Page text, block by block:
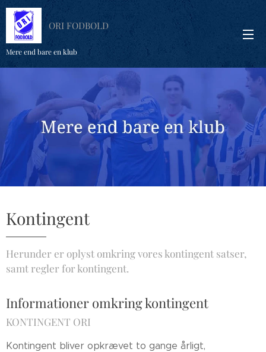
ORI FODBOLD
Mere end bare en klub
Kontingent
Herunder er oplyst omkring vores kontingent satser,
samt regler for kontingent.
Informationer omkring kontingent
KONTINGENT ORI
Kontingent bliver opkrævet to gange årligt,